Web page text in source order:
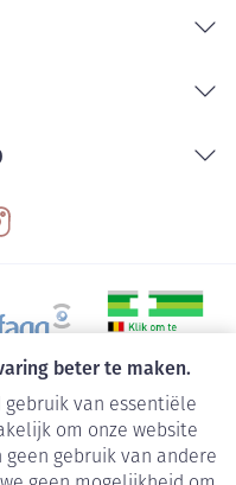
beter te maken.
van essentiële
om onze website
gebruik van andere